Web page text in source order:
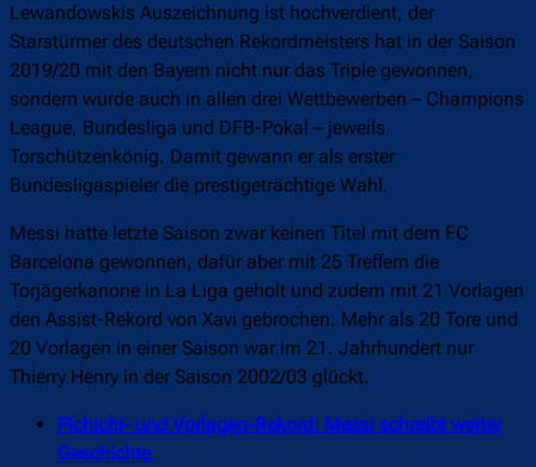
Lewandowskis Auszeichnung ist hochverdient, der
Starstürmer des deutschen Rekordmeisters hat in der Saison
2019/20 mit den Bayern nicht nur das Triple gewonnen,
sondern wurde auch in allen drei Wettbewerben – Champions
League, Bundesliga und DFB-Pokal – jeweils
Torschützenkönig. Damit gewann er als erster
Bundesligaspieler die prestigeträchtige Wahl.
Messi hatte letzte Saison zwar keinen Titel mit dem FC
Barcelona gewonnen, dafür aber mit 25 Treffern die
Torjägerkanone in La Liga geholt und zudem mit 21 Vorlagen
den Assist-Rekord von Xavi gebrochen. Mehr als 20 Tore und
20 Vorlagen in einer Saison war im 21. Jahrhundert nur
Thierry Henry in der Saison 2002/03 glückt.
Pichichi- und Vorlagen-Rekord: Messi schreibt weiter
Geschichte